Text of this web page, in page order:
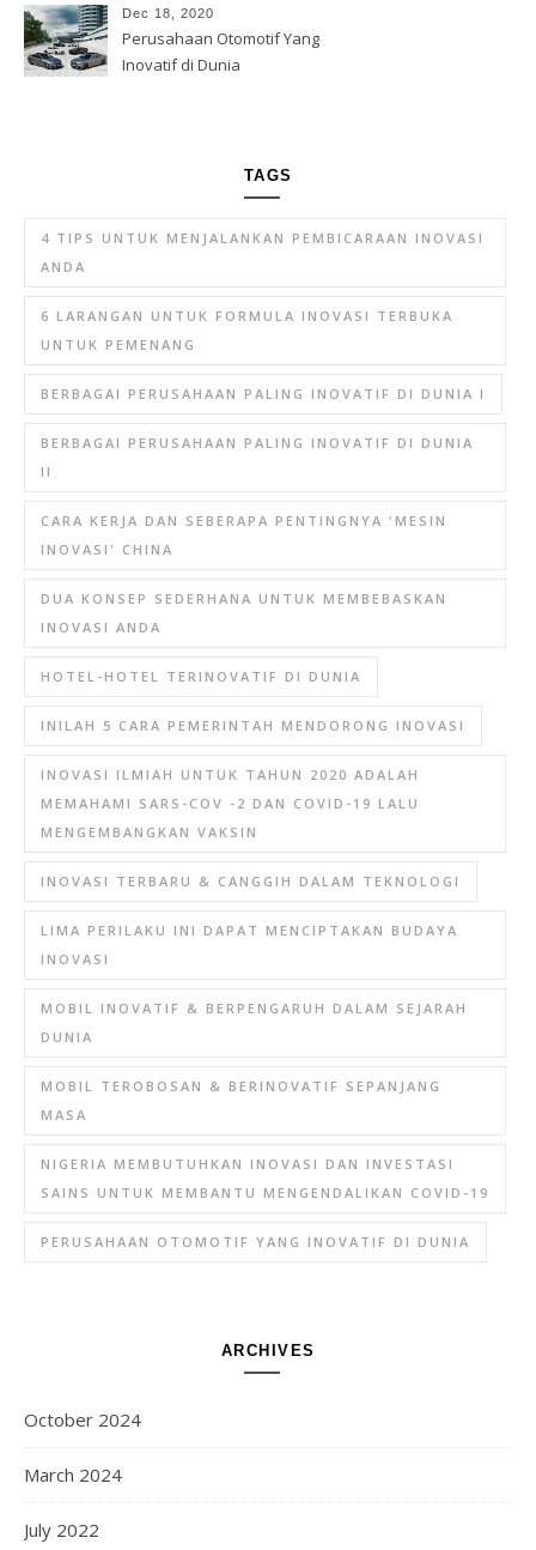
Dec 18, 2020
Perusahaan Otomotif Yang
Inovatif di Dunia
TAGS
4 TIPS UNTUK MENJALANKAN PEMBICARAAN INOVASI
ANDA
6 LARANGAN UNTUK FORMULA INOVASI TERBUKA
UNTUK PEMENANG
BERBAGAI PERUSAHAAN PALING INOVATIF DI DUNIA I
BERBAGAI PERUSAHAAN PALING INOVATIF DI DUNIA
II
CARA KERJA DAN SEBERAPA PENTINGNYA 'MESIN
INOVASI' CHINA
DUA KONSEP SEDERHANA UNTUK MEMBEBASKAN
INOVASI ANDA
HOTEL-HOTEL TERINOVATIF DI DUNIA
INILAH 5 CARA PEMERINTAH MENDORONG INOVASI
INOVASI ILMIAH UNTUK TAHUN 2020 ADALAH
MEMAHAMI SARS-COV -2 DAN COVID-19 LALU
MENGEMBANGKAN VAKSIN
INOVASI TERBARU & CANGGIH DALAM TEKNOLOGI
LIMA PERILAKU INI DAPAT MENCIPTAKAN BUDAYA
INOVASI
MOBIL INOVATIF & BERPENGARUH DALAM SEJARAH
DUNIA
MOBIL TEROBOSAN & BERINOVATIF SEPANJANG
MASA
NIGERIA MEMBUTUHKAN INOVASI DAN INVESTASI
SAINS UNTUK MEMBANTU MENGENDALIKAN COVID-19
PERUSAHAAN OTOMOTIF YANG INOVATIF DI DUNIA
ARCHIVES
October 2024
March 2024
July 2022